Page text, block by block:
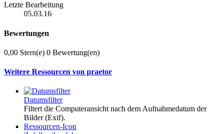
Letzte Bearbeitung
05.03.16
Bewertungen
0,00 Stern(e) 0 Bewertung(en)
Weitere Ressourcen von praetor
Datumsfilter
Filtert die Computeransicht nach dem Aufnahmedatum der
Bilder (Exif).
Ressourcen-Icon